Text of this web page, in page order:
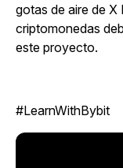
gotas de aire de X
criptomonedas
este proyecto.
#LearnWithBybit